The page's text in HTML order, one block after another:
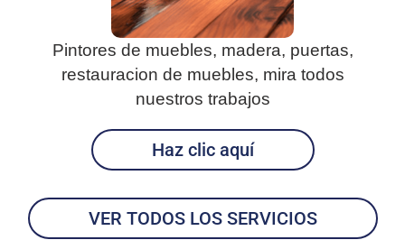
Pintores de muebles, madera, puertas,
restauracion de muebles, mira todos
nuestros trabajos
Haz clic aquí
VER TODOS LOS SERVICIOS